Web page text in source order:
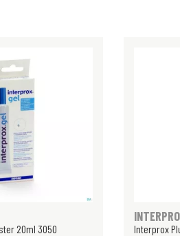
20ml 3050 Interprox